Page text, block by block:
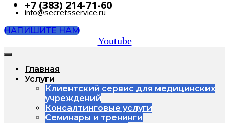
+7 (383) 214-71-60
info@secretsservice.ru
НАПИШИТЕ НАМ
Youtube
Главная
Услуги
Клиентский сервис для медицинских
учреждений
Консалтинговые услуги
Семинары и тренинги